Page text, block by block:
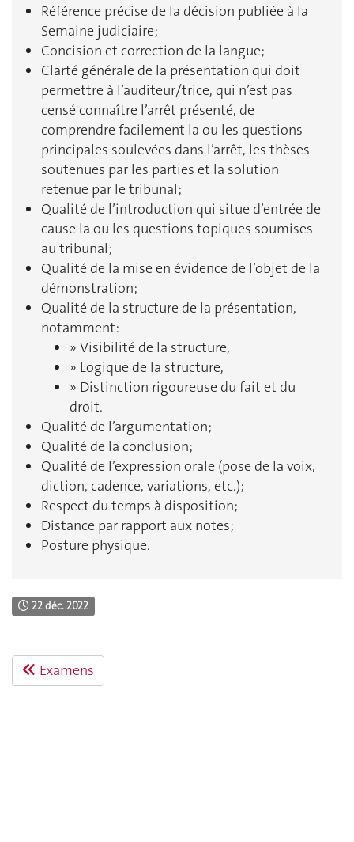
Référence précise de la décision publiée à la
Semaine judiciaire;
Concision et correction de la langue;
Clarté générale de la présentation qui doit
permettre à l’auditeur/trice, qui n’est pas
censé connaître l’arrêt présenté, de
comprendre facilement la ou les questions
principales soulevées dans l’arrêt, les thèses
soutenues par les parties et la solution
retenue par le tribunal;
Qualité de l’introduction qui situe d’entrée de
cause la ou les questions topiques soumises
au tribunal;
Qualité de la mise en évidence de l’objet de la
démonstration;
Qualité de la structure de la présentation,
notamment:
» Visibilité de la structure,
» Logique de la structure,
» Distinction rigoureuse du fait et du
droit.
Qualité de l’argumentation;
Qualité de la conclusion;
Qualité de l’expression orale (pose de la voix,
diction, cadence, variations, etc.);
Respect du temps à disposition;
Distance par rapport aux notes;
Posture physique.
22 déc. 2022
Examens